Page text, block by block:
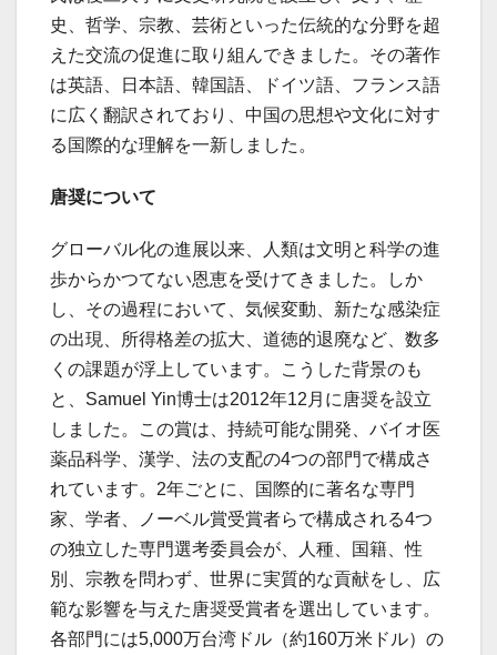
史、哲学、宗教、芸術といった伝統的な分野を超
えた交流の促進に取り組んできました。その著作
は英語、日本語、韓国語、ドイツ語、フランス語
に広く翻訳されており、中国の思想や文化に対す
る国際的な理解を一新しました。
唐奨について
グローバル化の進展以来、人類は文明と科学の進
歩からかつてない恩恵を受けてきました。しか
し、その過程において、気候変動、新たな感染症
の出現、所得格差の拡大、道徳的退廃など、数多
くの課題が浮上しています。こうした背景のも
と、Samuel Yin博士は2012年12月に唐奨を設立
しました。この賞は、持続可能な開発、バイオ医
薬品科学、漢学、法の支配の4つの部門で構成さ
れています。2年ごとに、国際的に著名な専門
家、学者、ノーベル賞受賞者らで構成される4つ
の独立した専門選考委員会が、人種、国籍、性
別、宗教を問わず、世界に実質的な貢献をし、広
範な影響を与えた唐奨受賞者を選出しています。
各部門には5,000万台湾ドル（約160万米ドル）の